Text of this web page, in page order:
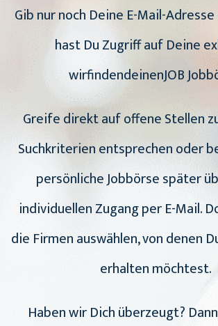
Gib nur noch Deine E-Mail-
hast Du Zugriff auf Deine
wirfindendeinenJOB
Greife direkt auf offene Stellen
Suchkriterien entsprechen oder
persönliche Jobbörse später
individuellen Zugang per E-Mail.
die Firmen auswählen, von denen
erhalten möchtest.
Haben wir Dich überzeugt?